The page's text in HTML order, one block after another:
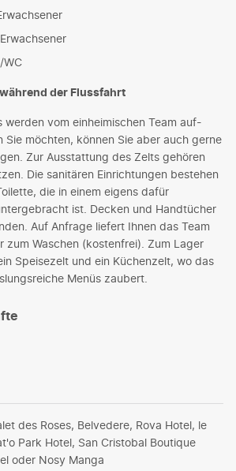
WC
der Flussfahrt
werden vom einheimischen Team auf-
Sie möchten, können Sie aber auch gerne
Zur Ausstattung des Zelts gehören
Die sanitären Einrichtungen bestehen
die in einem eigens dafür
ist. Decken und Handtücher
Auf Anfrage liefert Ihnen das Team
zum Waschen (kostenfrei). Zum Lager
Speisezelt und ein Küchenzelt, wo das
Menüs zaubert.
des Roses, Belvedere, Rova Hotel, le
Park Hotel, San Cristobal Boutique
oder Nosy Manga